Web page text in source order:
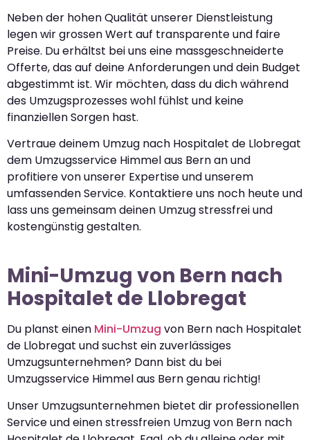
Neben der hohen Qualität unserer Dienstleistung
legen wir grossen Wert auf transparente und faire
Preise. Du erhältst bei uns eine massgeschneiderte
Offerte, das auf deine Anforderungen und dein Budget
abgestimmt ist. Wir möchten, dass du dich während
des Umzugsprozesses wohl fühlst und keine
finanziellen Sorgen hast.
Vertraue deinem Umzug nach Hospitalet de Llobregat
dem Umzugsservice Himmel aus Bern an und
profitiere von unserer Expertise und unserem
umfassenden Service. Kontaktiere uns noch heute und
lass uns gemeinsam deinen Umzug stressfrei und
kostengünstig gestalten.
Mini-Umzug von Bern nach
Hospitalet de Llobregat
Du planst einen Mini-Umzug von Bern nach Hospitalet
de Llobregat und suchst ein zuverlässiges
Umzugsunternehmen? Dann bist du bei
Umzugsservice Himmel aus Bern genau richtig!
Unser Umzugsunternehmen bietet dir professionellen
Service und einen stressfreien Umzug von Bern nach